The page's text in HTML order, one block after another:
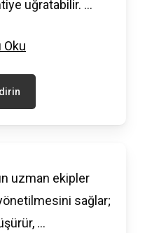
uğratabilir. ...
Oku
uzman ekipler
sağlar;
...